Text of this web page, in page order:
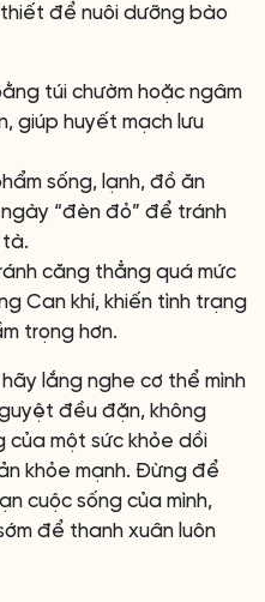
để nuôi dưỡng bào
túi chườm hoặc ngâm
giúp huyết mạch lưu
sống, lạnh, đồ ăn
“đèn đỏ” để tránh
tà.
căng thẳng quá mức
Can khí, khiến tình trạng
trọng hơn.
lắng nghe cơ thể mình
đều đặn, không
của một sức khỏe dồi
khỏe mạnh. Đừng để
cuộc sống của mình,
để thanh xuân luôn